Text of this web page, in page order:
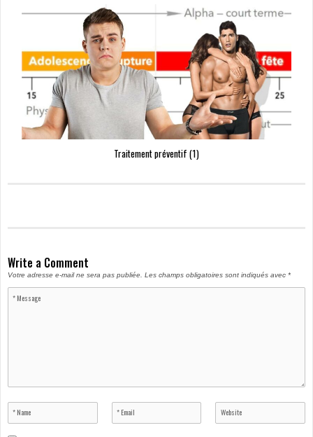
Traitement préventif (1)
Write a Comment
Votre adresse e-mail ne sera pas publiée. Les champs obligatoires sont indiqués avec *